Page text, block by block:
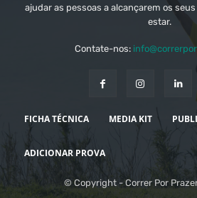
ajudar as pessoas a alcançarem os
estar.
Contate-nos:
FICHA TÉCNICA MEDIA KIT
ADICIONAR PROVA
© Copyright - Correr Por